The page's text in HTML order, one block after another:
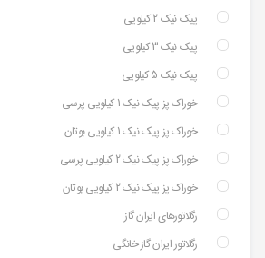
پیک نیک 2 کیلویی
پیک نیک 3 کیلویی
پیک نیک 5 کیلویی
خوراک پز پیک نیک 1 کیلویی پرسی
خوراک پز پیک نیک 1 کیلویی بوتان
خوراک پز پیک نیک 2 کیلویی پرسی
خوراک پز پیک نیک 2 کیلویی بوتان
رگلاتورهای ایران گاز
رگلاتور ایران گاز خانگی